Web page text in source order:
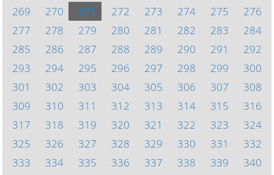
269
270 271 272 273 274 275
276
277
278 279 280 281 282 283
284
285
286 287 288 289 290 291
292
293
294 295 296 297 298 299
300
301
302 303 304 305 306 307
308
309
310 311 312 313 314 315
316
317
318 319 320 321 322 323
324
325
326 327 328 329 330 331
332
333
334 335 336 337 338 339
340